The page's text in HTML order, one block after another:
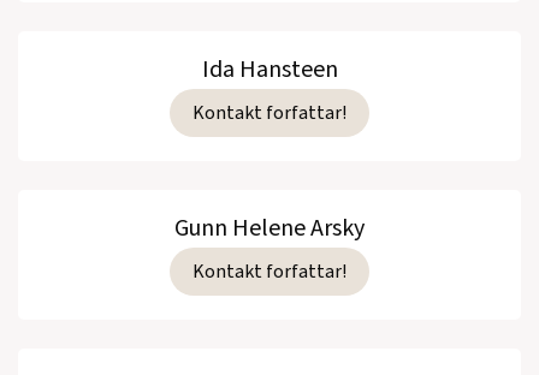
Ida Hansteen
Kontakt forfattar!
Gunn Helene Arsky
Kontakt forfattar!